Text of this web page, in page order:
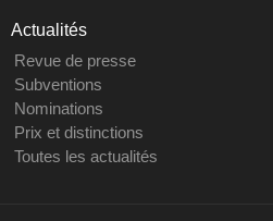
Actualités
Revue de presse
Subventions
Nominations
Prix et distinctions
Toutes les actualités